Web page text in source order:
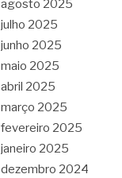
agosto 2025
julho 2025
junho 2025
maio 2025
abril 2025
março 2025
fevereiro 2025
janeiro 2025
dezembro 2024